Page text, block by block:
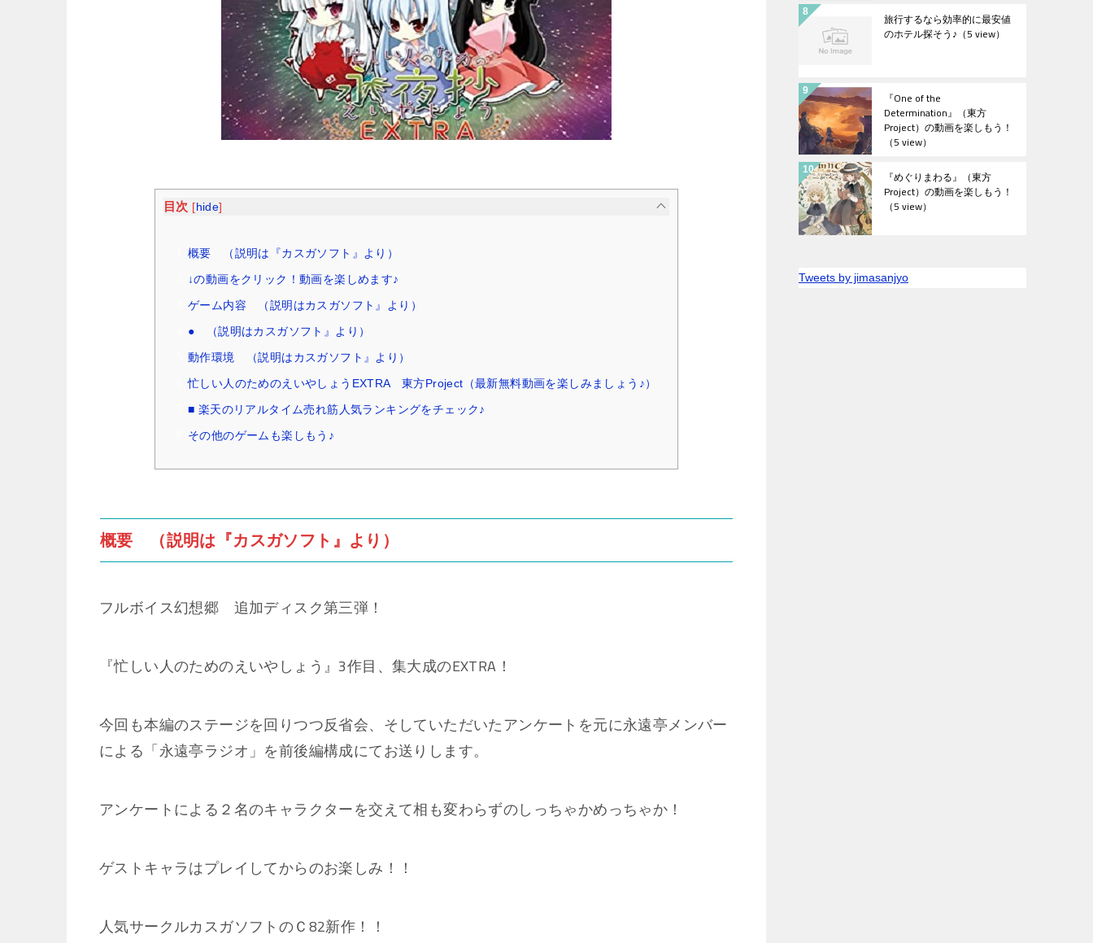
目次 [hide]
概要 （説明は『カスガソフト』より）
↓の動画をクリック！動画を楽しめます♪
ゲーム内容 （説明はカスガソフト』より）
● （説明はカスガソフト』より）
動作環境 （説明はカスガソフト』より）
忙しい人のためのえいやしょうEXTRA 東方Project（最新無料動画を楽しみましょう♪）
■ 楽天のリアルタイム売れ筋人気ランキングをチェック♪
その他のゲームも楽しもう♪
概要 （説明は『カスガソフト』より）
フルボイス幻想郷 追加ディスク第三弾！
『忙しい人のためのえいやしょう』3作目、集大成のEXTRA！
今回も本編のステージを回りつつ反省会、そしていただいたアンケートを元に永遠亭メンバー
による「永遠亭ラジオ」を前後編構成にてお送りします。
アンケートによる２名のキャラクターを交えて相も変わらずのしっちゃかめっちゃか！
ゲストキャラはプレイしてからのお楽しみ！！
人気サークルカスガソフトのＣ82新作！！
旅行するなら効率的に最安値
のホテル探そう♪ （5 view）
『One of the
Determination』（東方
Project）の動画を楽しもう！
（5 view）
『めぐりまわる』（東方
Project）の動画を楽しもう！
（5 view）
Tweets by jimasanjyo